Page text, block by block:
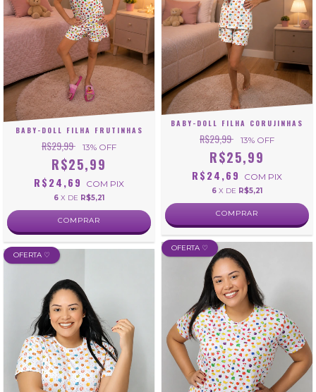
BABY-DOLL FILHA FRUTINHAS
R$29,99 13% OFF
R$25,99
R$24,69 COM PIX
6 X DE R$5,21
COMPRAR
BABY-DOLL FILHA CORUJINHAS
R$29,99 13% OFF
R$25,99
R$24,69 COM PIX
6 X DE R$5,21
COMPRAR
OFERTA ♡
OFERTA ♡